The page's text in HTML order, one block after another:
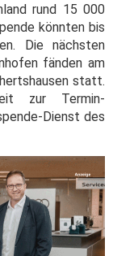
rund 15 000
könnten bis
Die nächsten
fänden am
statt.
zur Termin-
Dienst des